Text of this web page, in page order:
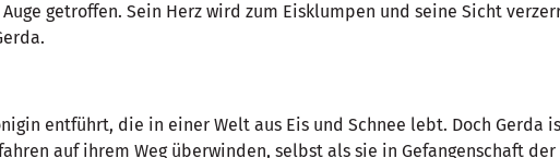
getroffen. Sein Herz wird zum Eisklumpen und seine Sicht
entführt, die in einer Welt aus Eis und Schnee lebt. Doch
auf ihrem Weg überwinden, selbst als sie in Gefangenschaft